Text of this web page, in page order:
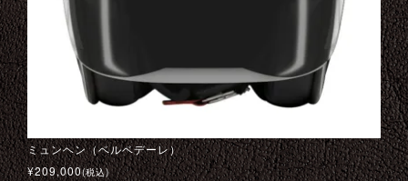
ミュンヘン（ベルベデーレ）
¥209,000(税込)
ミュンヘン（ベルベデーレ）
¥209,000(税込)
キャロル シェルビー “ダラス” ブルゾン
¥99,000(税込)
-273 × アイルトン・セナ ドライビング グローブ
¥22,000(税込)